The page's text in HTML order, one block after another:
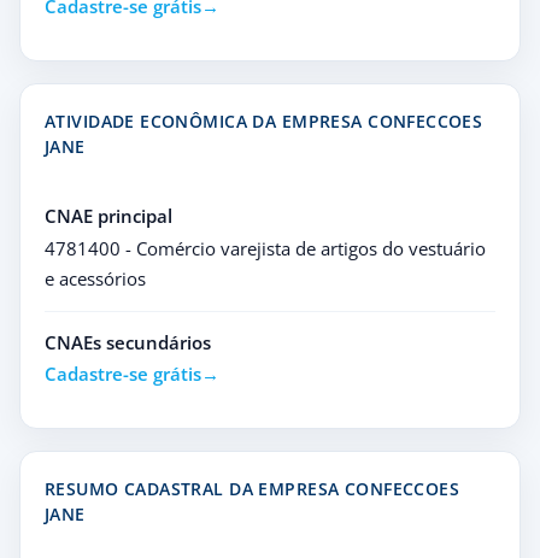
Cadastre-se grátis
ATIVIDADE ECONÔMICA DA EMPRESA CONFECCOES
JANE
CNAE principal
4781400 - Comércio varejista de artigos do vestuário
e acessórios
CNAEs secundários
Cadastre-se grátis
RESUMO CADASTRAL DA EMPRESA CONFECCOES
JANE